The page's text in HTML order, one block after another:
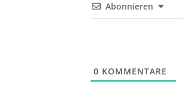
Abonnieren
0 KOMMENTARE